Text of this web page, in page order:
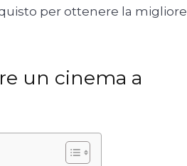
per ottenere la migliore
un cinema a